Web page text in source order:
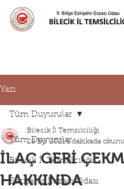
Yazı
Tüm Duyurular
Bilecik İl Temsilciliği
Eskişehir Eczacı Odası
Tüm Duyurular
İLAÇ GERİ
HAKKINDA
Bilecik İl Temsilciliği
28 Eyl 2021 1 dakikada